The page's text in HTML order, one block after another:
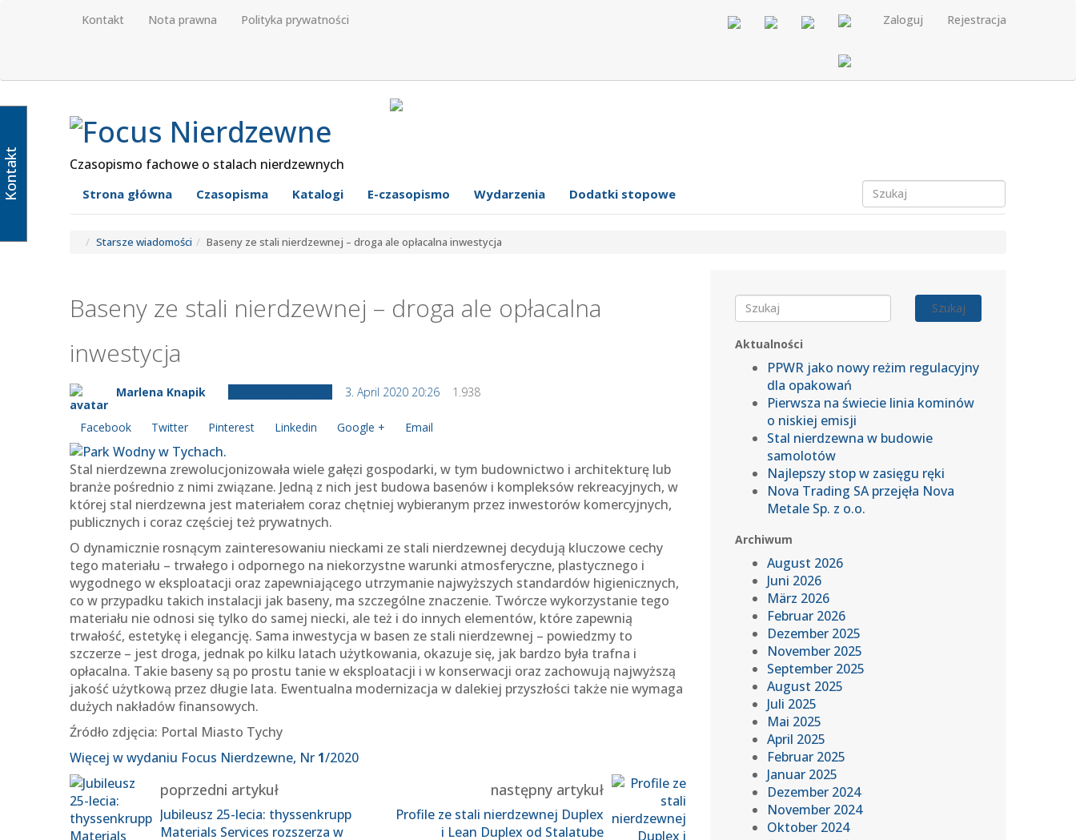
Kontakt Nota prawna Polityka prywatności Zaloguj Rejestracja
Czasopismo fachowe o stalach nierdzewnych
Strona główna Czasopisma Katalogi E-czasopismo Wydarzenia Dodatki stopowe
Starsze wiadomości Baseny ze stali nierdzewnej – droga ale opłacalna inwestycja
Baseny ze stali nierdzewnej – droga ale opłacalna
inwestycja
Marlena Knapik 3. April 2020 20:26 1.938
Facebook Twitter Pinterest Linkedin Google + Email
Stal nierdzewna zrewolucjonizowała wiele gałęzi gospodarki, w tym budownictwo i architekturę lub
branże pośrednio z nimi związane. Jedną z nich jest budowa basenów i kompleksów rekreacyjnych, w
której stal nierdzewna jest materiałem coraz chętniej wybieranym przez inwestorów komercyjnych,
publicznych i coraz częściej też prywatnych.
O dynamicznie rosnącym zainteresowaniu nieckami ze stali nierdzewnej decydują kluczowe cechy
tego materiału – trwałego i odpornego na niekorzystne warunki atmosferyczne, plastycznego i
wygodnego w eksploatacji oraz zapewniającego utrzymanie najwyższych standardów higienicznych,
co w przypadku takich instalacji jak baseny, ma szczególne znaczenie. Twórcze wykorzystanie tego
materiału nie odnosi się tylko do samej niecki, ale też i do innych elementów, które zapewnią
trwałość, estetykę i elegancję. Sama inwestycja w basen ze stali nierdzewnej – powiedzmy to
szczerze – jest droga, jednak po kilku latach użytkowania, okazuje się, jak bardzo była trafna i
opłacalna. Takie baseny są po prostu tanie w eksploatacji i w konserwacji oraz zachowują najwyższą
jakość użytkową przez długie lata. Ewentualna modernizacja w dalekiej przyszłości także nie wymaga
dużych nakładów finansowych.
Źródło zdjęcia: Portal Miasto Tychy
Więcej w wydaniu Focus Nierdzewne, Nr 1/2020
poprzedni artykuł
Jubileusz 25-lecia: thyssenkrupp
Materials Services rozszerza w
następny artykuł
Profile ze stali nierdzewnej Duplex
i Lean Duplex od Stalatube
Szukaj
Aktualności
PPWR jako nowy reżim regulacyjny
dla opakowań
Pierwsza na świecie linia kominów
o niskiej emisji
Stal nierdzewna w budowie
samolotów
Najlepszy stop w zasięgu ręki
Nova Trading SA przejęła Nova
Metale Sp. z o.o.
Archiwum
August 2026
Juni 2026
März 2026
Februar 2026
Dezember 2025
November 2025
September 2025
August 2025
Juli 2025
Mai 2025
April 2025
Februar 2025
Januar 2025
Dezember 2024
November 2024
Oktober 2024
Kontakt